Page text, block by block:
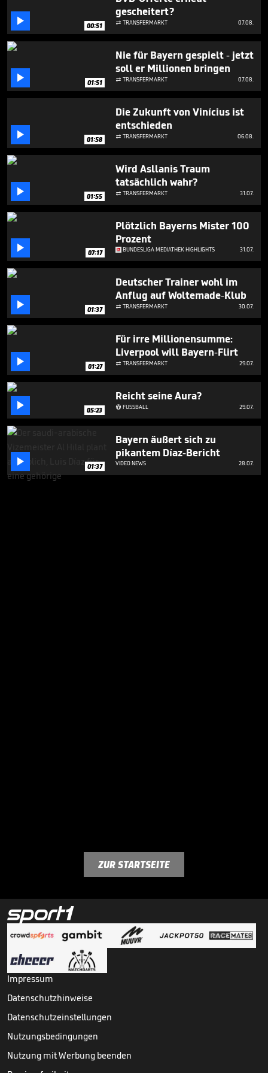
minutes,
seconds
 00:51
gescheitert?
 TRANSFERMARKT 07.08.
 01:51
Nie für Bayern gespielt - jetzt
soll er Millionen bringen
 TRANSFERMARKT 07.08.
 01:58
Die Zukunft von Vinícius ist
entschieden
 TRANSFERMARKT 06.08.
 01:55
Wird Asllanis Traum
tatsächlich wahr?
 TRANSFERMARKT 31.07.
 07:17
Plötzlich Bayerns Mister 100
Prozent
BUNDESLIGA MEDIATHEK HIGHLIGHTS 31.07.
 01:37
Deutscher Trainer wohl im
Anflug auf Woltemade-Klub
 TRANSFERMARKT 30.07.
 01:27
Für irre Millionensumme:
Liverpool will Bayern-Flirt
 TRANSFERMARKT 29.07.
 05:23
Reicht seine Aura?
FUSSBALL 29.07.
 01:37
Bayern äußert sich zu
pikantem Díaz-Bericht
VIDEO NEWS 28.07.
ZUR STARTSEITE
Impressum
Datenschutzhinweise
Datenschutzeinstellungen
Nutzungsbedingungen
Nutzung mit Werbung beenden